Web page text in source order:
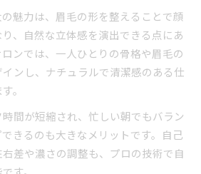
朝の準備がスムーズになるコツ
アップ眉毛の選び方
フトアップ施術の選び方ガイド
毛サロン選びの基準とは
フトアップの注意点まとめ
るアイブロウ施術の特徴
仕上がり重視の選び方ポイント
き出すカウンセリングとは
魅力は、眉毛の形を整えることで顔
、自然な立体感を演出できる点にあ
ンでは、一人ひとりの骨格や眉毛の
ンし、ナチュラルで清潔感のある仕
。
間が短縮され、忙しい朝でもバラン
きるのも大きなメリットです。自己
差や濃さの調整も、プロの技術で自